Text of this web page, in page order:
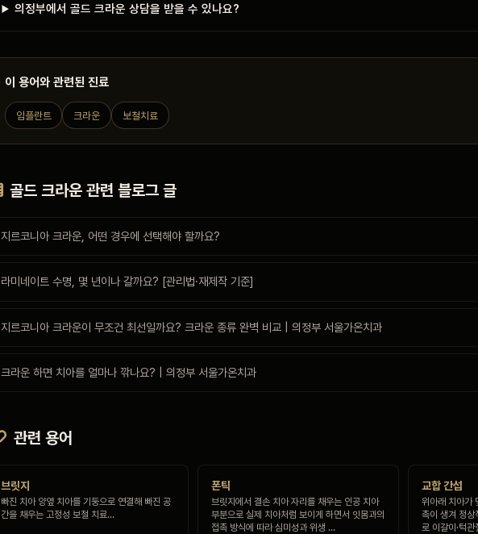
의정부에서 골드 크라운 상담을 받을 수 있나요?
이 용어와 관련된 진료
임플란트 크라운 보철치료
골드 크라운 관련 블로그 글
지르코니아 크라운, 어떤 경우에 선택해야 할까요?
라미네이트 수명, 몇 년이나 갈까요? [관리법·재제작 기준]
지르코니아 크라운이 무조건 최선일까요? 크라운 종류 완벽 비교 | 의정부 서울가온치과
크라운 하면 치아를 얼마나 깎나요? | 의정부 서울가온치과
관련 용어
브릿지
빠진 치아 양옆 치아를 기둥으로 연결해 빠진 공
간을 채우는 고정성 보철 치료…
폰틱
브릿지에서 결손 치아 자리를 채우는 인공 치아
부분으로 실제 치아처럼 보이게 하면서 잇몸과의
접촉 방식에 따라 심미성과 위생 …
교합 간섭
위아래 치아가
촉이 생겨 정상
로 이갈이·턱